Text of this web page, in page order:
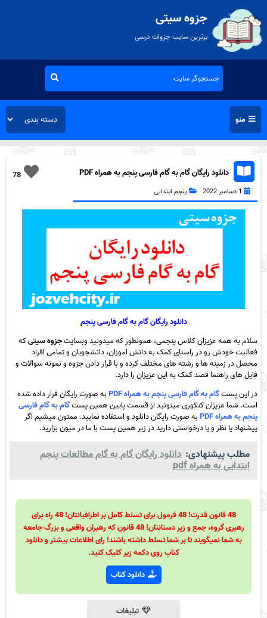
جزوه سیتی
برترین سایت جزوات درسی
منو
78 دانلود رایگان گام به گام فارسی پنجم به همراه PDF
1 دسامبر 2022 پنجم ابتدایی
دانلود رایگان گام به گام فارسی پنجم
سلام به همه عزیزان کلاس پنجمی، همونطور که میدونید وبسایتجزوه سیتیکه
فعالیت خودش رو در راستای کمک به دانش اموزان، دانشجویان و تمامی افراد
محصل در زمینه ها و رشته های مختلف کرده و با قرار دادن جزوه و نمونه سوالات و
فایل های راهنما قصد کمک به این عزیزان را دارد.
در این پستگام به گام فارسی پنجم به همراه PDF
به صورت رایگان قرار داده شده
است. شما عزیزان کنکوری میتونید از قسمت پایین همین پستگام به گام فارسی
پنجم به همراه PDF
به صورت رایگان دانلود و استفاده نمایید. ممنون میشیم اگر
پیشنهاد یا نظر و یا درخواستی دارید در زیر همین پست با ما در میون بزارید.
مطلب پیشنهادی: دانلود رایگان گام به گام مطالعات پنجم
ابتدایی به همراه pdf
48 قانون قدرت! 48 فرمول برای تسلط کامل بر اطرافیانتان! 48 راه برای
رهبری گروه، جمع و زیر دستانتان! 48 قانون که رهبران واقعی و بزرگ جامعه
به شما نمیگویند تا بر شما تسلط داشته باشند! رای اطلاعات بیشتر و دانلود
کتاب روی دکمه زیر کلیک کنید.
دانلود کتاب
تبلیغات